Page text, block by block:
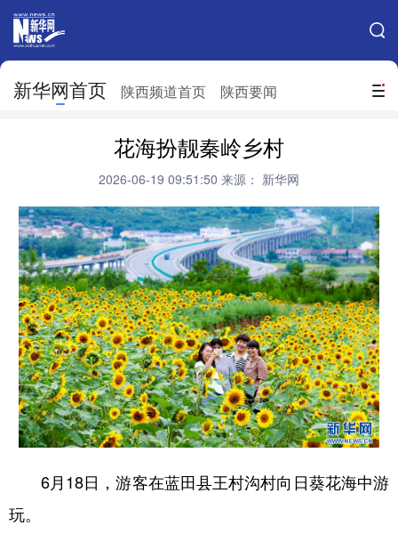
搜索
新华网首页 陕西频道首页 陕西要闻
网站地图
天津 河北
浙江 安徽 福建 江西
山东 河南 湖北 湖南
广东 广西 海南 重庆
四川 贵州 云南 西藏
陕西 甘肃 青海 宁夏
新疆 内蒙古 黑龙江
花海扮靓秦岭乡村
2026-06-19 09:51:50 来源： 新华网
6月18日，游客在蓝田县王村沟村向日葵花海中游
玩。